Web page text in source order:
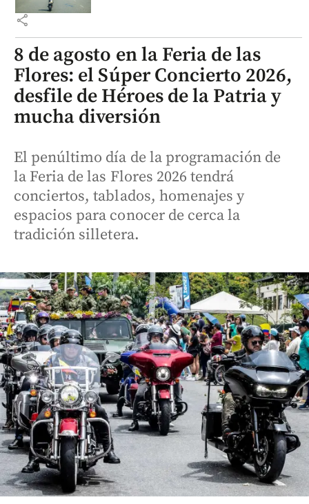
share
8 de agosto en la Feria de las
Flores: el Súper Concierto 2026,
desfile de Héroes de la Patria y
mucha diversión
El penúltimo día de la programación de
la Feria de las Flores 2026 tendrá
conciertos, tablados, homenajes y
espacios para conocer de cerca la
tradición silletera.